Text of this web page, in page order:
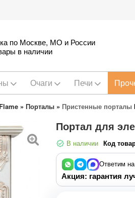
по Москве, МО и России
в наличии
Очаги Печи
» Порталы » Пристенные порталы
Портал для
В наличии Код
Ответим
Акция: гарантия